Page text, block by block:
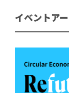
イベントア